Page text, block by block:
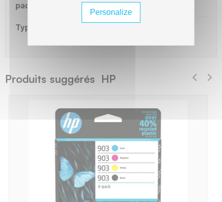
packaging
Type de capacité
Produits suggérés HP
Personalize